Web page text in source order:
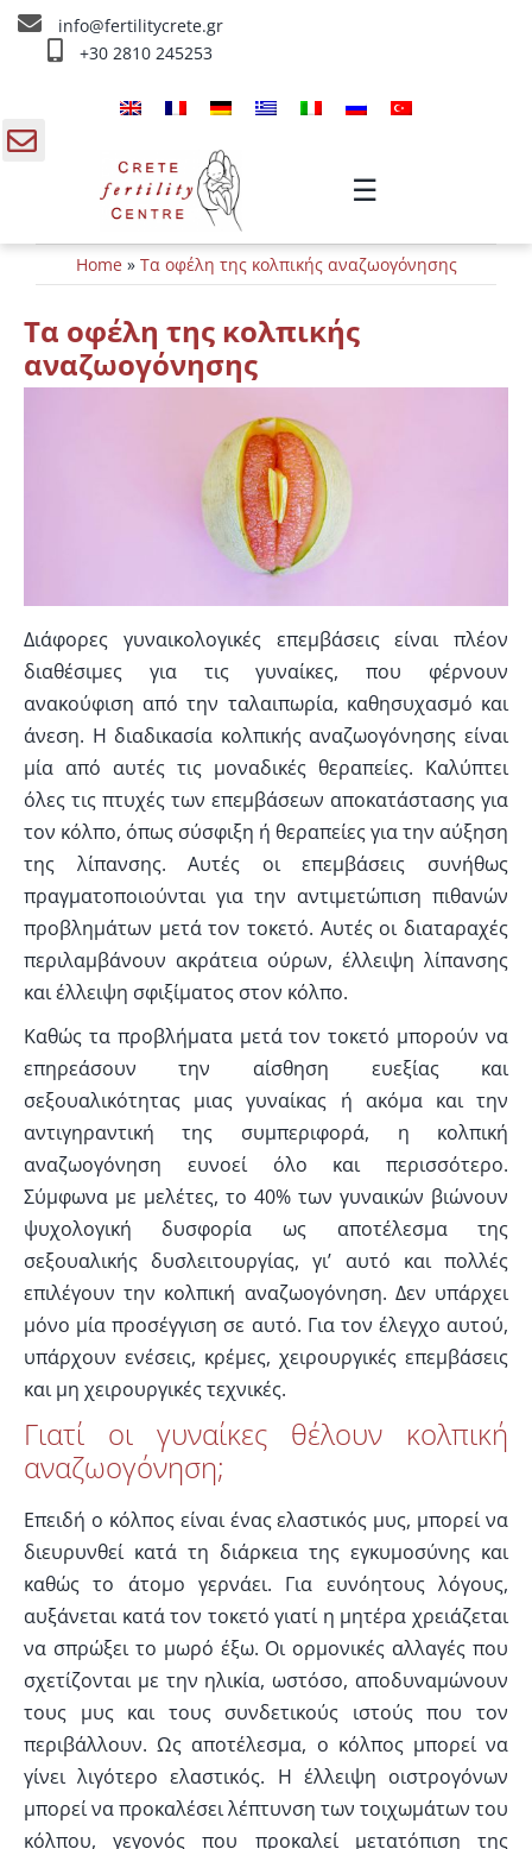
Skip
info@fertilitycrete.gr
+30 2810 245253
☰
Ποιοί είμαστε
Θεραπείες Υπογονιμότητας
Θεραπείες Αναζωογόνησης
Θεραπείες IV
Home» Τα οφέλη της κολπικής αναζωογόνησης
Τα οφέλη της κολπικής
αναζωογόνησης
Διάφορες γυναικολογικές επεμβάσεις είναι πλέον
διαθέσιμες για τις γυναίκες, που φέρνουν
ανακούφιση από την ταλαιπωρία, καθησυχασμό και
άνεση. Η διαδικασία κολπικής αναζωογόνησης είναι
μία από αυτές τις μοναδικές θεραπείες. Καλύπτει
όλες τις πτυχές των επεμβάσεων αποκατάστασης για
τον κόλπο, όπως σύσφιξη ή θεραπείες για την αύξηση
της λίπανσης. Αυτές οι επεμβάσεις συνήθως
πραγματοποιούνται για την αντιμετώπιση πιθανών
προβλημάτων μετά τον τοκετό. Αυτές οι διαταραχές
περιλαμβάνουν ακράτεια ούρων, έλλειψη λίπανσης
και έλλειψη σφιξίματος στον κόλπο.
Καθώς τα προβλήματα μετά τον τοκετό μπορούν να
επηρεάσουν την αίσθηση ευεξίας και
σεξουαλικότητας μιας γυναίκας ή ακόμα και την
αντιγηραντική της συμπεριφορά, η κολπική
αναζωογόνηση ευνοεί όλο και περισσότερο.
Σύμφωνα με μελέτες, το 40% των γυναικών βιώνουν
ψυχολογική δυσφορία ως αποτέλεσμα της
σεξουαλικής δυσλειτουργίας, γι’ αυτό και πολλές
επιλέγουν την κολπική αναζωογόνηση. Δεν υπάρχει
μόνο μία προσέγγιση σε αυτό. Για τον έλεγχο αυτού,
υπάρχουν ενέσεις, κρέμες, χειρουργικές επεμβάσεις
και μη χειρουργικές τεχνικές.
Γιατί οι γυναίκες θέλουν κολπική
αναζωογόνηση;
Επειδή ο κόλπος είναι ένας ελαστικός μυς, μπορεί να
διευρυνθεί κατά τη διάρκεια της εγκυμοσύνης και
καθώς το άτομο γερνάει. Για ευνόητους λόγους,
αυξάνεται κατά τον τοκετό γιατί η μητέρα χρειάζεται
να σπρώξει το μωρό έξω. Οι ορμονικές αλλαγές που
σχετίζονται με την ηλικία, ωστόσο, αποδυναμώνουν
τους μυς και τους συνδετικούς ιστούς που τον
περιβάλλουν. Ως αποτέλεσμα, ο κόλπος μπορεί να
γίνει λιγότερο ελαστικός. Η έλλειψη οιστρογόνων
μπορεί να προκαλέσει λέπτυνση των τοιχωμάτων του
κόλπου, γεγονός που προκαλεί μετατόπιση της